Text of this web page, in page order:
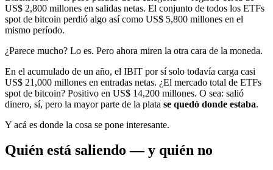
US$ 2,800 millones en salidas netas. El conjunto de todos los ETFs
spot de bitcoin perdió algo así como US$ 5,800 millones en el
mismo período.
¿Parece mucho? Lo es. Pero ahora miren la otra cara de la moneda.
En el acumulado de un año, el IBIT por sí solo todavía carga casi
US$ 21,000 millones en entradas netas. ¿El mercado total de ETFs
spot de bitcoin? Positivo en US$ 14,200 millones. O sea: salió
dinero, sí, pero la mayor parte de la plata se quedó donde estaba.
Y acá es donde la cosa se pone interesante.
Quién está saliendo — y quién no